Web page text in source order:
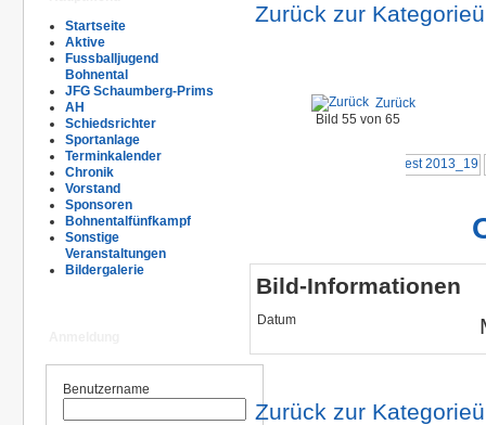
Startseite
Aktive
Fussballjugend
Bohnental
JFG Schaumberg-Prims
AH
Schiedsrichter
Sportanlage
Terminkalender
Chronik
Vorstand
Sponsoren
Bohnentalfünfkampf
Sonstige
Veranstaltungen
Bildergalerie
Benutzername
Zurück zur
Zurück
Bild 55 von 65
Bild-Informationen
Datum
Zurück zur